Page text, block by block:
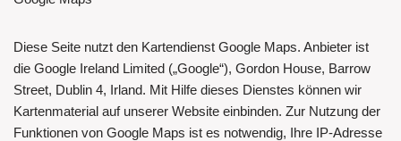
Diese Seite nutzt den Kartendienst Google Maps. Anbieter ist
die Google Ireland Limited („Google“), Gordon House, Barrow
Street, Dublin 4, Irland. Mit Hilfe dieses Dienstes können wir
Kartenmaterial auf unserer Website einbinden. Zur Nutzung der
Funktionen von Google Maps ist es notwendig, Ihre IP-Adresse